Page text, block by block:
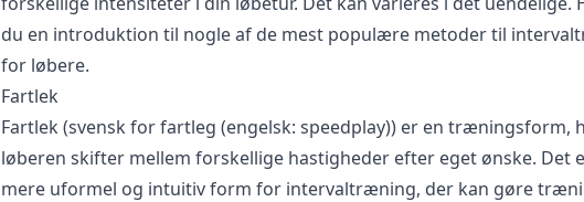
du en introduktion til nogle af de mest populære metoder til
for løbere.
Fartlek
Fartlek (svensk for fartleg (engelsk: speedplay)) er en træningsform,
løberen skifter mellem forskellige hastigheder efter eget ønske. Det
mere uformel og intuitiv form for intervaltræning, der kan gøre